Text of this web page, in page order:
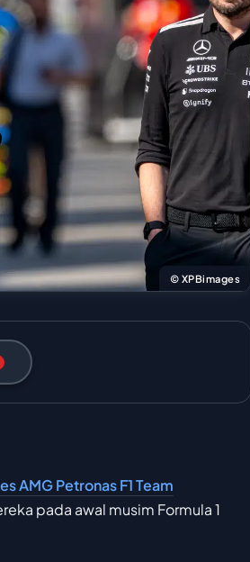
© XPBimages
AMG Petronas F1 Team
pada awal musim Formula 1